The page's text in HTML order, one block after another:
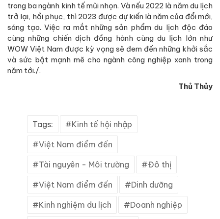
trong ba ngành kinh tế mũi nhọn. Và nếu 2022 là năm du lịch
trở lại, hồi phục, thì 2023 được dự kiến là năm của đổi mới,
sáng tạo. Việc ra mắt những sản phẩm du lịch độc đáo
cùng những chiến dịch đồng hành cùng du lịch lớn như
WOW Việt Nam được kỳ vọng sẽ đem đến những khởi sắc
và sức bật mạnh mẽ cho ngành công nghiệp xanh trong
năm tới./.
Thủ Thủy
Tags: Kinh tế hội nhập
Việt Nam điểm đến
Tài nguyên - Môi trường Đô thị
Việt Nam điểm đến Dinh dưỡng
Kinh nghiệm du lịch Doanh nghiệp